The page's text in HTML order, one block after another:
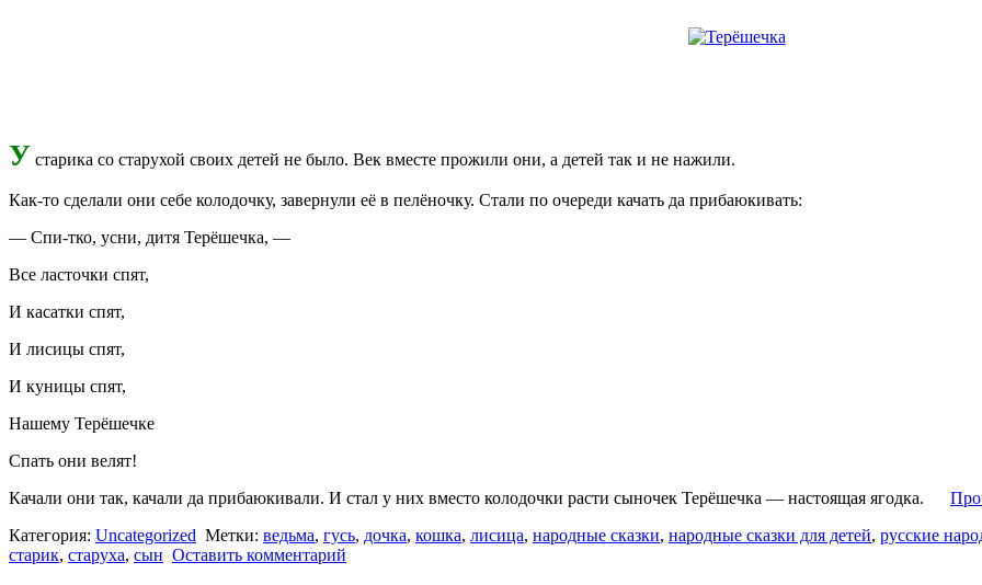
У старика со старухой своих детей не было. Век вместе прожили они, а детей так и не нажили.
Как-то сделали они себе колодочку, завернули её в пелёночку. Стали по очереди качать да прибаюкивать:
— Спи-тко, усни, дитя Терёшечка, —
Все ласточки спят,
И касатки спят,
И лисицы спят,
И куницы спят,
Нашему Терёшечке
Спать они велят!
Качали они так, качали да прибаюкивали. И стал у них вместо колодочки расти сыночек Терёшечка — настоящая ягодка.
Категория: Uncategorized Метки: ведьма, гусь, дочка, кошка, лисица, народные сказки, народные сказки для детей, русские
старик, старуха, сын Оставить комментарий